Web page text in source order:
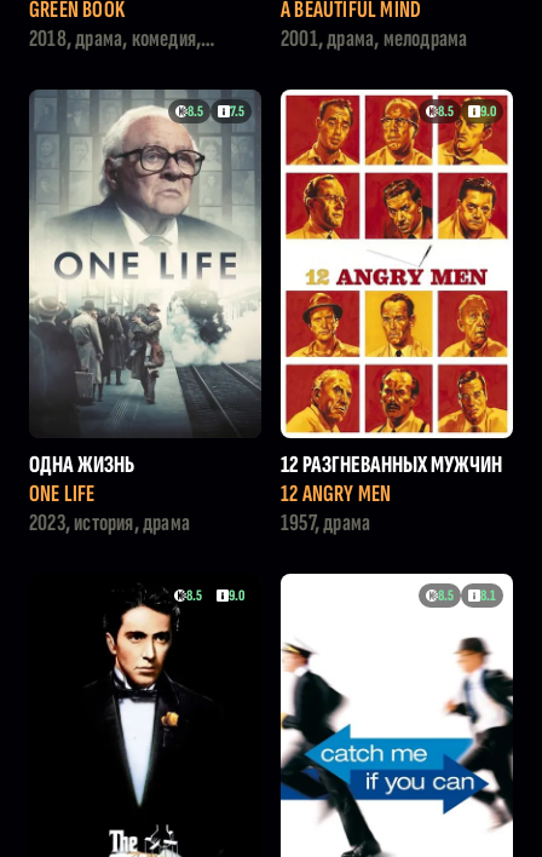
GREEN BOOK
2018, драма, комедия,
A BEAUTIFUL MIND
2001, драма, мелодрама
8.5 7.5
ОДНА ЖИЗНЬ
ONE LIFE
2023, история, драма
8.5 9.0
12 РАЗГНЕВАННЫХ МУЖЧИН
12 ANGRY MEN
1957, драма
8.5 9.0 8.5 8.1